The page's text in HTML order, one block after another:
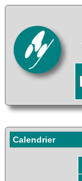
Calendrier